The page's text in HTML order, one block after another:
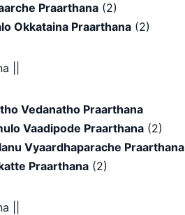
Praarthana (2)
Okkataina Praarthana (2)
||
Vedanatho Praarthana
Vaadipode Praarthana (2)
Vyaardhaparache Praarthana
Praarthana (2)
||